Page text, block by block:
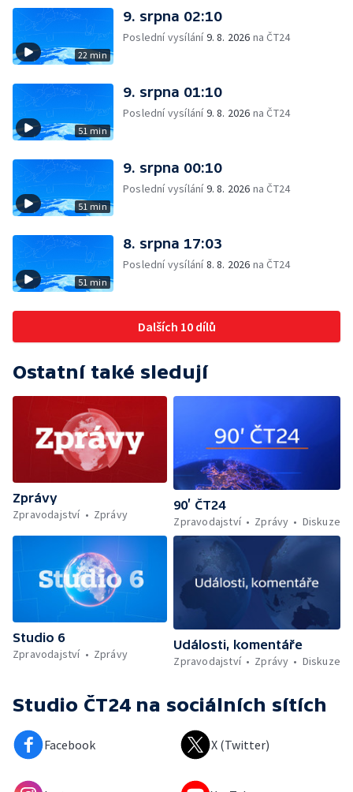
22 min
9. srpna 02:10
Poslední vysílání9. 8. 2026 na ČT24
51 min
9. srpna 01:10
Poslední vysílání9. 8. 2026 na ČT24
51 min
9. srpna 00:10
Poslední vysílání9. 8. 2026 na ČT24
51 min
8. srpna 17:03
Poslední vysílání8. 8. 2026 na ČT24
Dalších 10 dílů
Ostatní také sledují
Zprávy
Zpravodajství
Zprávy
90’ ČT24
Zpravodajství
Zprávy Diskuze
Studio 6
Zpravodajství
Zprávy
Události, komentáře
Zpravodajství
Zprávy Diskuze
Studio ČT24 na sociálních sítích
Facebook X (Twitter)